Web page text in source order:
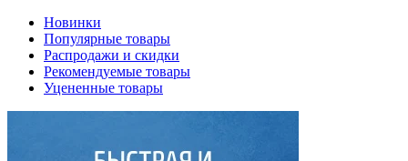
Новинки
Популярные товары
Распродажи и скидки
Рекомендуемые товары
Уцененные товары